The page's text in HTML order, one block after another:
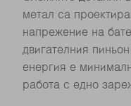
метал са
напрежение на
двигателния
енергия е
работа с едно